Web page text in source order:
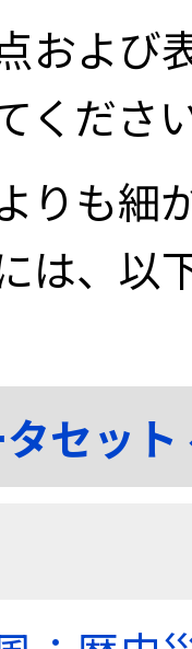
および
くださ
りも細
は、以
セッ